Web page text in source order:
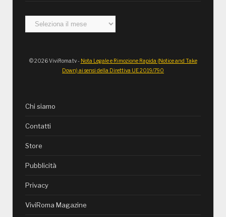
Archivi
© 2026 ViviRoma.tv - Nota Legale e Rimozione Rapida (Notice and Take
Down) ai sensi della Direttiva UE 2019/790
Chi siamo
Contatti
Store
Pubblicità
Privacy
ViviRoma Magazine